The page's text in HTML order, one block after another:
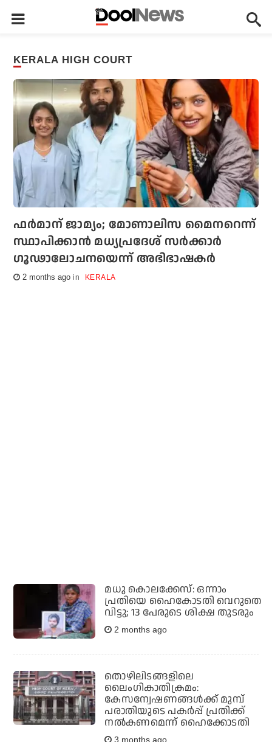
KERALA HIGH COURT
ഫര്‍മാന് ജാമ്യം; മോണാലിസ മൈനറെന്ന്
സ്ഥാപിക്കാന്‍ മധ്യപ്രദേശ് സര്‍ക്കാര്‍
ഗൂഢാലോചനയെന്ന് അഭിഭാഷകര്‍
2 months ago KERALA
മധു കൊലക്കേസ്: ഒന്നാം
പ്രതിയെ ഹൈകോടതി വെറുതെ
വിട്ടു; 13 പേരുടെ ശിക്ഷ തുടരും
2 months ago
തൊഴിലിടങ്ങളിലെ
ലൈംഗികാതിക്രമം:
കേസന്വേഷണങ്ങൾക്ക് മുമ്പ്
പരാതിയുടെ പകർപ്പ് പ്രതിക്ക്
നൽകണമെന്ന് ഹൈക്കോടതി
3 months ago